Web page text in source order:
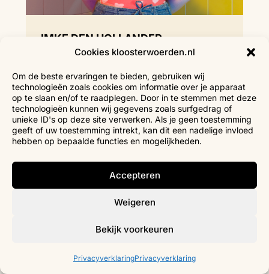
Cookies kloosterwoerden.nl
Om de beste ervaringen te bieden, gebruiken wij
technologieën zoals cookies om informatie over je apparaat
op te slaan en/of te raadplegen. Door in te stemmen met deze
technologieën kunnen wij gegevens zoals surfgedrag of
unieke ID's op deze site verwerken. Als je geen toestemming
geeft of uw toestemming intrekt, kan dit een nadelige invloed
hebben op bepaalde functies en mogelijkheden.
Accepteren
Weigeren
Bekijk voorkeuren
PrivacyverklaringPrivacyverklaring
IMKE DEN HOLLANDER
Docent Theater & Musical